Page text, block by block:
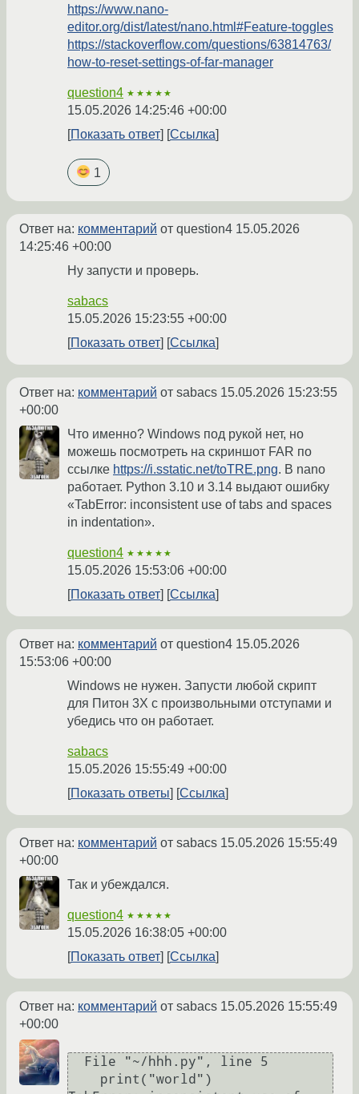
https://www.nano-
editor.org/dist/latest/nano.html#Feature-toggles
https://stackoverflow.com/questions/63814763/
how-to-reset-settings-of-far-manager
question4 ★★★★★
15.05.2026 14:25:46 +00:00
Показать ответ
Ссылка
1
Ответ на: комментарий от question4 15.05.2026
14:25:46 +00:00
Ну запусти и проверь.
sabacs
15.05.2026 15:23:55 +00:00
Показать ответ
Ссылка
Ответ на: комментарий от sabacs 15.05.2026 15:23:55
+00:00
Что именно? Windows под рукой нет, но
можешь посмотреть на скриншот FAR по
ссылке https://i.sstatic.net/toTRE.png. В nano
работает. Python 3.10 и 3.14 выдают ошибку
«TabError: inconsistent use of tabs and spaces
in indentation».
question4 ★★★★★
15.05.2026 15:53:06 +00:00
Показать ответ
Ссылка
Ответ на: комментарий от question4 15.05.2026
15:53:06 +00:00
Windows не нужен. Запусти любой скрипт
для Питон 3Х с произвольными отступами и
убедись что он работает.
sabacs
15.05.2026 15:55:49 +00:00
Показать ответы
Ссылка
Ответ на: комментарий от sabacs 15.05.2026 15:55:49
+00:00
Так и убеждался.
question4 ★★★★★
15.05.2026 16:38:05 +00:00
Показать ответ
Ссылка
Ответ на: комментарий от sabacs 15.05.2026 15:55:49
+00:00